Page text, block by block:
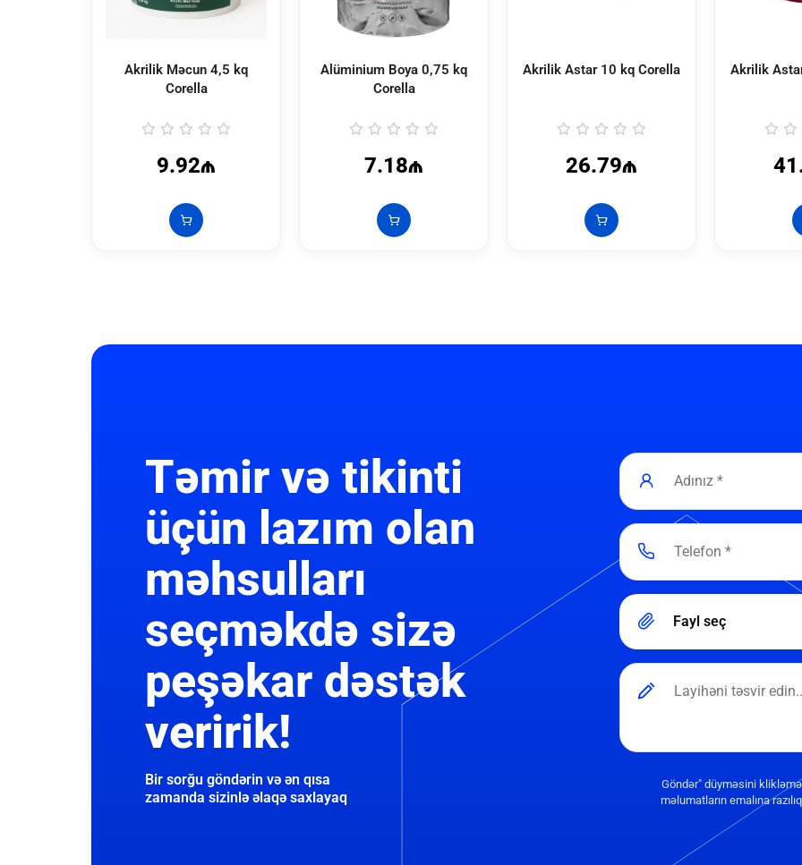
Akrilik Məcun 4,5 kq
Corella
9.92₼
Alüminium Boya 0,75 kq
Corella
7.18₼
Akrilik Astar 10 kq Corella
26.79₼
Akrilik
Təmir və tikinti
üçün lazım olan
məhsulları
seçməkdə sizə
peşəkar dəstək
veririk!
Bir sorğu göndərin və ən qısa
zamanda sizinlə əlaqə saxlayaq
Fayl seç
Göndər" düyməsini
məlumatların emalına